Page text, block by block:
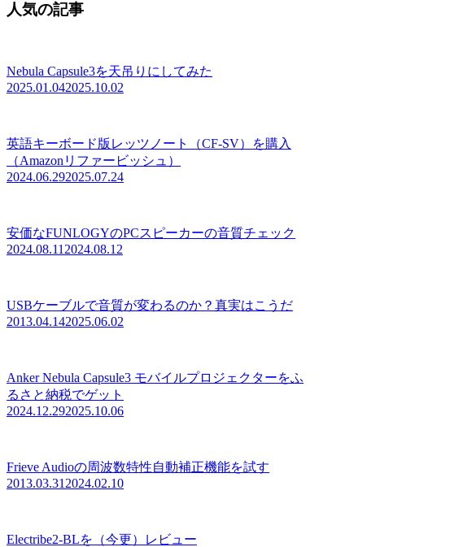
人気の記事
Nebula Capsule3を天吊りにしてみた
2025.01.042025.10.02
英語キーボード版レッツノート（CF-SV）を購入
（Amazonリファービッシュ）
2024.06.292025.07.24
安価なFUNLOGYのPCスピーカーの音質チェック
2024.08.11 2024.08.12
USBケーブルで音質が変わるのか？真実はこうだ
2013.04.142025.06.02
Anker Nebula Capsule3 モバイルプロジェクターをふ
るさと納税でゲット
2024.12.292025.10.06
Frieve Audioの周波数特性自動補正機能を試す
2013.03.31 2024.02.10
Electribe2-BLを（今更）レビュー